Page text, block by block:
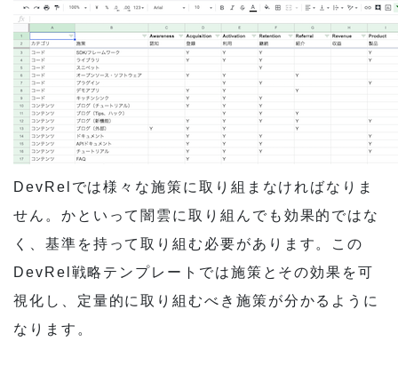
DevRelでは様々な施策に取り組まなければなりま
せん。かといって闇雲に取り組んでも効果的ではな
く、基準を持って取り組む必要があります。この
DevRel戦略テンプレートでは施策とその効果を可
視化し、定量的に取り組むべき施策が分かるように
なります。